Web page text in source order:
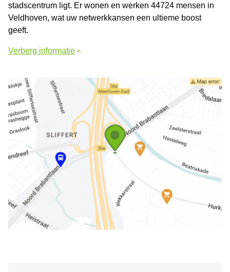
stadscentrum ligt. Er wonen en werken 44724 mensen in
Veldhoven, wat uw netwerkkansen een ultieme boost
geeft.
Verberg informatie